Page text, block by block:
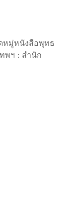
หมู่หนังสือพุทธ
พฯ : สำนัก